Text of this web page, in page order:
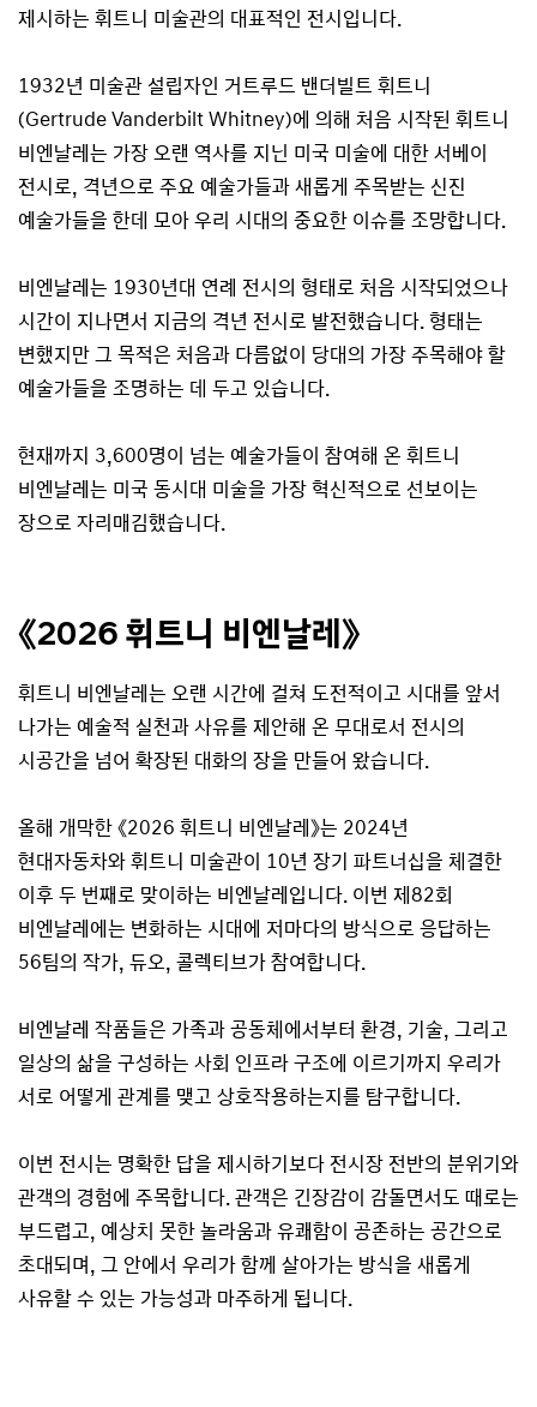
제시하는 휘트니 미술관의 대표적인 전시입니다.
1932년 미술관 설립자인 거트루드 밴더빌트 휘트니
(Gertrude Vanderbilt Whitney)에 의해 처음 시작된 휘트니
비엔날레는 가장 오랜 역사를 지닌 미국 미술에 대한 서베이
전시로, 격년으로 주요 예술가들과 새롭게 주목받는 신진
예술가들을 한데 모아 우리 시대의 중요한 이슈를 조망합니다.
비엔날레는 1930년대 연례 전시의 형태로 처음 시작되었으나
시간이 지나면서 지금의 격년 전시로 발전했습니다. 형태는
변했지만 그 목적은 처음과 다름없이 당대의 가장 주목해야 할
예술가들을 조명하는 데 두고 있습니다.
현재까지 3,600명이 넘는 예술가들이 참여해 온 휘트니
비엔날레는 미국 동시대 미술을 가장 혁신적으로 선보이는
장으로 자리매김했습니다.
《2026 휘트니 비엔날레》
휘트니 비엔날레는 오랜 시간에 걸쳐 도전적이고 시대를 앞서
나가는 예술적 실천과 사유를 제안해 온 무대로서 전시의
시공간을 넘어 확장된 대화의 장을 만들어 왔습니다.
올해 개막한 《2026 휘트니 비엔날레》는 2024년
현대자동차와 휘트니 미술관이 10년 장기 파트너십을 체결한
이후 두 번째로 맞이하는 비엔날레입니다. 이번 제82회
비엔날레에는 변화하는 시대에 저마다의 방식으로 응답하는
56팀의 작가, 듀오, 콜렉티브가 참여합니다.
비엔날레 작품들은 가족과 공동체에서부터 환경, 기술, 그리고
일상의 삶을 구성하는 사회 인프라 구조에 이르기까지 우리가
서로 어떻게 관계를 맺고 상호작용하는지를 탐구합니다.
이번 전시는 명확한 답을 제시하기보다 전시장 전반의 분위기와
관객의 경험에 주목합니다. 관객은 긴장감이 감돌면서도 때로는
부드럽고, 예상치 못한 놀라움과 유쾌함이 공존하는 공간으로
초대되며, 그 안에서 우리가 함께 살아가는 방식을 새롭게
사유할 수 있는 가능성과 마주하게 됩니다.